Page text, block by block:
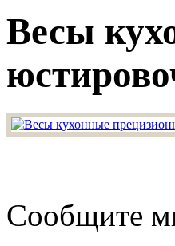
Весы
Сообщите